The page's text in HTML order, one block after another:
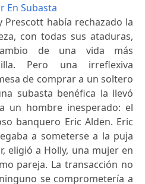
En Subasta
Prescott había rechazado la
con todas sus ataduras,
de una vida más
Pero una irreflexiva
de comprar a un soltero
subasta benéfica la llevó
un hombre inesperado: el
banquero Eric Alden. Eric
a someterse a la puja
eligió a Holly, una mujer en
pareja. La transacción no
se comprometería a